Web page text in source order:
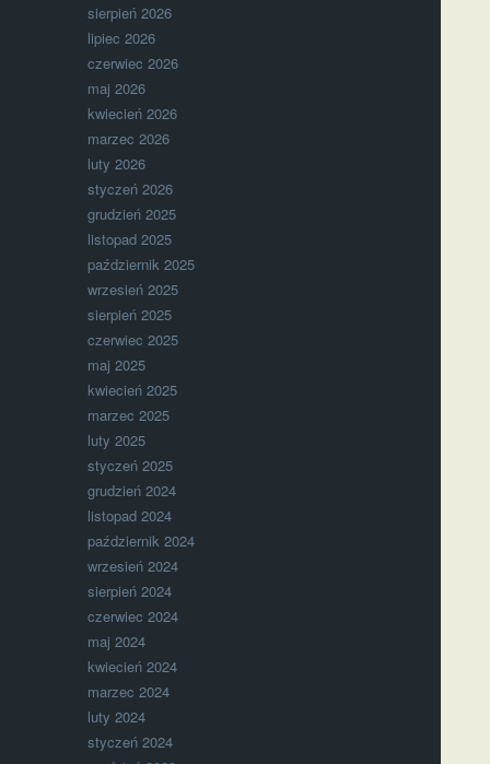
sierpień 2026
lipiec 2026
czerwiec 2026
maj 2026
kwiecień 2026
marzec 2026
luty 2026
styczeń 2026
grudzień 2025
listopad 2025
październik 2025
wrzesień 2025
sierpień 2025
czerwiec 2025
maj 2025
kwiecień 2025
marzec 2025
luty 2025
styczeń 2025
grudzień 2024
listopad 2024
październik 2024
wrzesień 2024
sierpień 2024
czerwiec 2024
maj 2024
kwiecień 2024
marzec 2024
luty 2024
styczeń 2024